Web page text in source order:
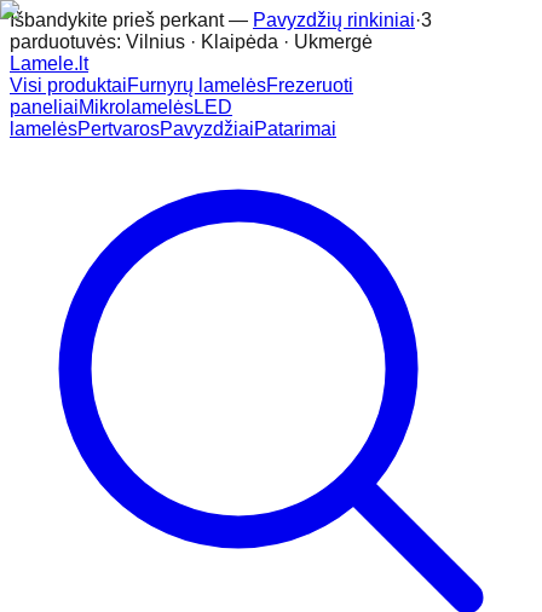
Išbandykite prieš perkant — Pavyzdžių rinkiniai·3
parduotuvės: Vilnius · Klaipėda · Ukmergė
Lamele.lt
Visi produktaiFurnyrų lamelėsFrezeruoti
paneliaiMikrolamelėsLED
lamelėsPertvarosPavyzdžiaiPatarimai